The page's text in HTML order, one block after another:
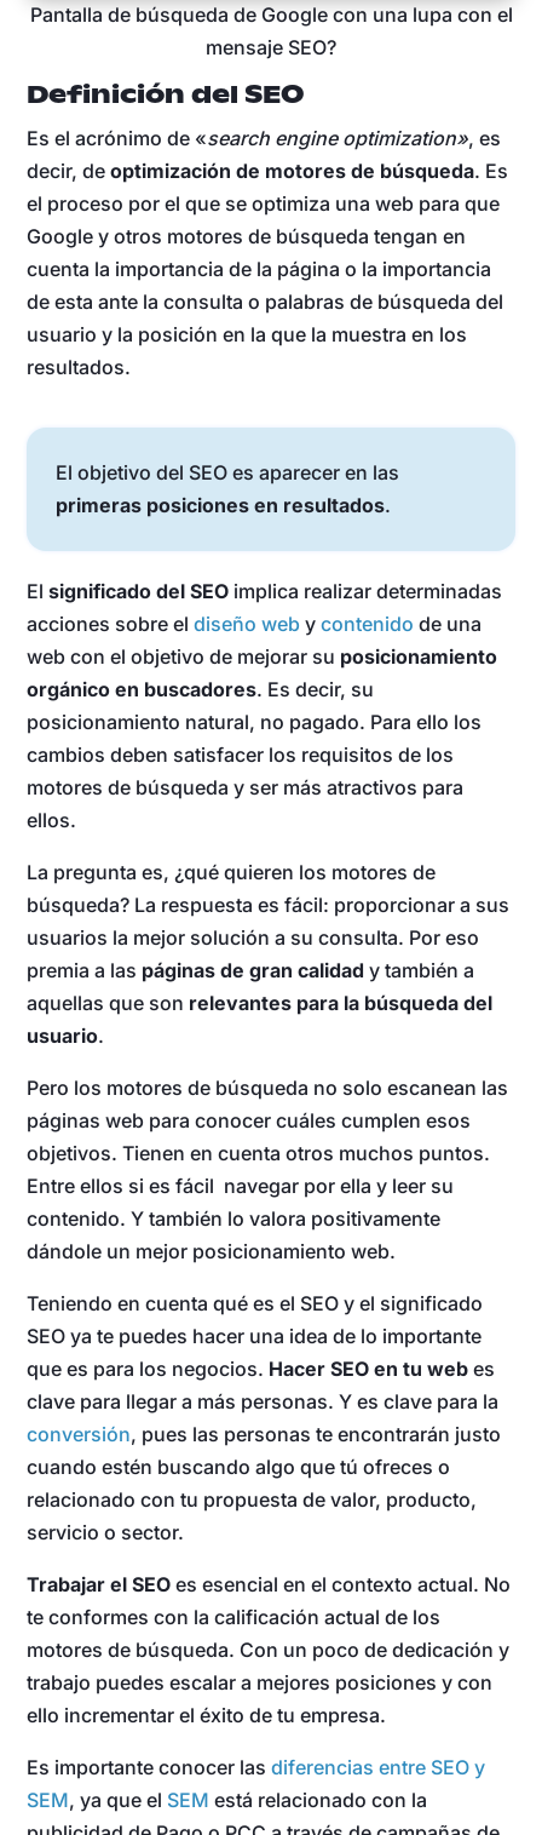
Pantalla de búsqueda de Google con una lupa con el
mensaje SEO?
Definición del SEO
Es el acrónimo de «search engine optimization», es
decir, deoptimización de motores de búsqueda. Es
el proceso por el que se optimiza una web para que
Google y otros motores de búsqueda tengan en
cuenta la importancia de la página o la importancia
de esta ante la consulta o palabras de búsqueda del
usuario y la posición en la que la muestra en los
resultados.
El objetivo del SEO es aparecer en las
primeras posiciones en resultados.
Elsignificado del SEO implica realizar determinadas
acciones sobre eldiseño web ycontenido de una
web con el objetivo de mejorar su posicionamiento
orgánico en buscadores. Es decir, su
posicionamiento natural, no pagado. Para ello los
cambios deben satisfacer los requisitos de los
motores de búsqueda y ser más atractivos para
ellos.
La pregunta es, ¿qué quieren los motores de
búsqueda? La respuesta es fácil: proporcionar a sus
usuarios la mejor solución a su consulta. Por eso
premia a las páginas de gran calidady también a
aquellas que son relevantes para la búsqueda del
usuario.
Pero los motores de búsqueda no solo escanean las
páginas web para conocer cuáles cumplen esos
objetivos. Tienen en cuenta otros muchos puntos.
Entre ellos si es fácil navegar por ella y leer su
contenido. Y también lo valora positivamente
dándole un mejor posicionamiento web.
Teniendo en cuenta qué es el SEO y el significado
SEO ya te puedes hacer una idea de lo importante
que es para los negocios. Hacer SEO en tu webes
clave para llegar a más personas. Y es clave para la
conversión, pues las personas te encontrarán justo
cuando estén buscando algo que tú ofreces o
relacionado con tu propuesta de valor, producto,
servicio o sector.
Trabajar el SEOes esencial en el contexto actual. No
te conformes con la calificación actual de los
motores de búsqueda. Con un poco de dedicación y
trabajo puedes escalar a mejores posiciones y con
ello incrementar el éxito de tu empresa.
Es importante conocer lasdiferencias entre SEO y
SEM, ya que el SEM está relacionado con la